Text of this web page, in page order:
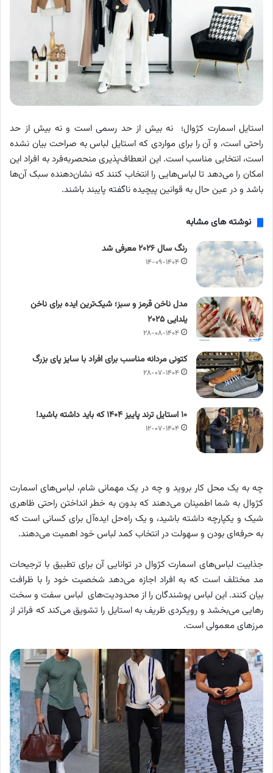
استایل اسمارت کژوال؛ نه بیش از حد رسمی است و نه بیش از حد
راحتی است، و آن را برای مواردی که استایل لباس به صراحت بیان نشده
است، انتخابی مناسب است. این انعطاف‌پذیری منحصربه‌فرد به افراد این
امکان را می‌دهد تا لباس‌هایی را انتخاب کنند که نشان‌دهنده سبک آن‌ها
باشد و در عین حال به قوانین پیچیده ناگفته پایبند باشند.
نوشته های مشابه
رنگ سال ۲۰۲۶ معرفی شد
۱۴-۰۹-۱۴۰۴
مدل ناخن قرمز و سبز؛ شیک‌ترین ایده‌ برای ناخن
یلدایی ۲۰۲۵
۲۸-۰۸-۱۴۰۴
کتونی مردانه مناسب برای افراد با سایز پای بزرگ
۲۸-۰۷-۱۴۰۴
۱۰ استایل ترند پاییز ۱۴۰۴ که باید داشته باشید!
۱۲-۰۷-۱۴۰۴
چه به یک محل کار بروید و چه در یک مهمانی شام، لباس‌های اسمارت
کژوال به شما اطمینان می‌دهند که بدون به خطر انداختن راحتی ظاهری
شیک و یکپارچه داشته باشید، و یک راه‌حل ایده‌آل برای کسانی است که
به حرفه‌ای بودن و سهولت در انتخاب کمد لباس خود اهمیت می‌دهند.
جذابیت لباس‌های اسمارت کژوال در توانایی آن برای تطبیق با ترجیحات
مد مختلف است که به افراد اجازه می‌دهد شخصیت خود را با ظرافت
بیان کنند. این لباس پوشندگان را از محدودیت‌های لباس سفت و سخت
رهایی می‌بخشد و رویکردی ظریف به استایل را تشویق می‌کند که فراتر از
مرزهای معمولی است.